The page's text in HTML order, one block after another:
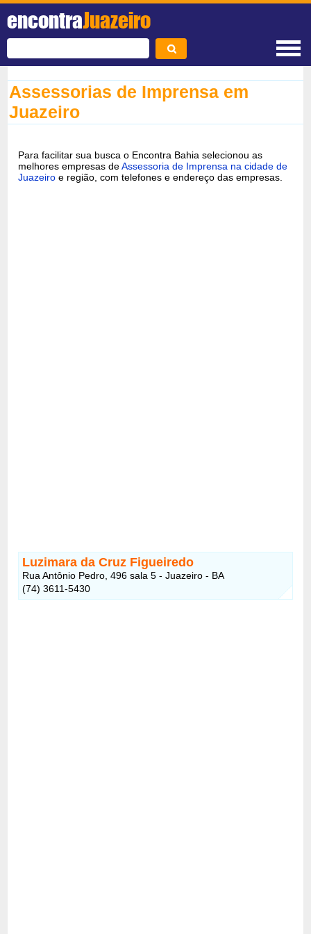
encontraJuazeiro
Assessorias de Imprensa em
Juazeiro
Para facilitar sua busca o Encontra Bahia selecionou as
melhores empresas deAssessoria de Imprensa na cidade de
Juazeiro e região, com telefones e endereço das empresas.
Luzimara da Cruz Figueiredo
Rua Antônio Pedro, 496 sala 5 - Juazeiro - BA
(74) 3611-5430